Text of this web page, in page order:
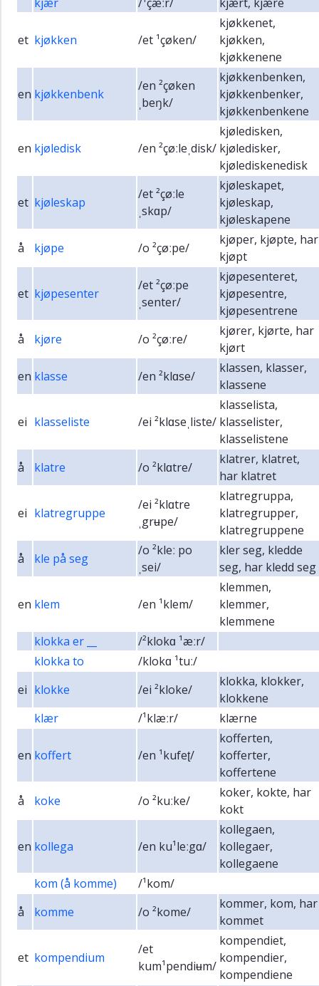
et kjøkken /et ¹çøken/
kjøkkenet,
kjøkken,
kjøkkenene
en kjøkkenbenk
/en ²çøken
ˌbeŋk/
kjøkkenbenken,
kjøkkenbenker,
kjøkkenbenkene
en kjøledisk /en ²çøːleˌdisk/
kjøledisken,
kjøledisker,
kjølediskenedisk
et kjøleskap
/et ²çøːle
ˌskɑp/
kjøleskapet,
kjøleskap,
kjøleskapene
å
kjøpe /o ²çøːpe/
kjøper, kjøpte, har
kjøpt
et kjøpesenter
/et ²çøːpe
ˌsenter/
kjøpesenteret,
kjøpesentre,
kjøpesentrene
å
kjøre /o ²çøːre/
kjører, kjørte, har
kjørt
en klasse /en ²klɑse/
klassen, klasser,
klassene
ei klasseliste /ei ²klɑseˌliste/
klasselista,
klasselister,
klasselistene
å
klatre /o ²klɑtre/
klatrer, klatret,
har klatret
ei klatregruppe
/ei ²klɑtre
ˌgrʉpe/
klatregruppa,
klatregrupper,
klatregruppene
å
kle på seg
/o ²kleː po
ˌsei/
kler seg, kledde
seg, har kledd seg
en klem /en ¹klem/
klemmen,
klemmer,
klemmene
klokka er __
/²klokɑ ¹æːr/
klokka to
/klokɑ ¹tuː/
ei klokke /ei ²kloke/
klokka, klokker,
klokkene
klær
/¹klæːr/ klærne
en koffert /en ¹kufeʈ/
kofferten,
kofferter,
koffertene
å
koke /o ²kuːke/
koker, kokte, har
kokt
en kollega /en ku¹leːgɑ/
kollegaen,
kollegaer,
kollegaene
kom (å komme)
/¹kom/
å
komme /o ²kome/
kommer, kom, har
kommet
et kompendium
/et
kum¹pendiʉm/
kompendiet,
kompendier,
kompendiene